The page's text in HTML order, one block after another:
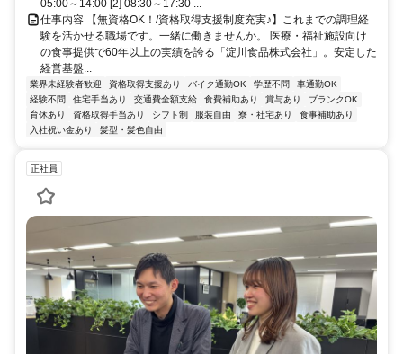
05:00～14:00 [2] 08:30～17:30 ...
仕事内容 【無資格OK！/資格取得支援制度充実♪】これまでの調理経
験を活かせる職場です。一緒に働きませんか。 医療・福祉施設向け
の食事提供で60年以上の実績を誇る「淀川食品株式会社」。安定した
経営基盤...
業界未経験者歓迎 資格取得支援あり バイク通勤OK 学歴不問
車通勤OK
経験不問
住宅手当あり 交通費全額支給 食費補助あり 賞与あり
ブランクOK
育休あり
資格取得手当あり シフト制 服装自由 寮・社宅あり
食事補助あり
入社祝い金あり
髪型・髪色自由
正社員